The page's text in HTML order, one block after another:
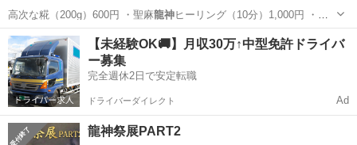
高次な糀（200g）600円 ・聖麻龍神ヒーリング（10分）1,000円 ・
水…
愛知 名古屋市 国際センター駅 その他 円頓寺商店街
【未経験OK🚚】月収30万↑中型免許ドライバ
ー募集
完全週休2日で安定転職
ドライバーダイレクト Ad
龍神祭展PART2